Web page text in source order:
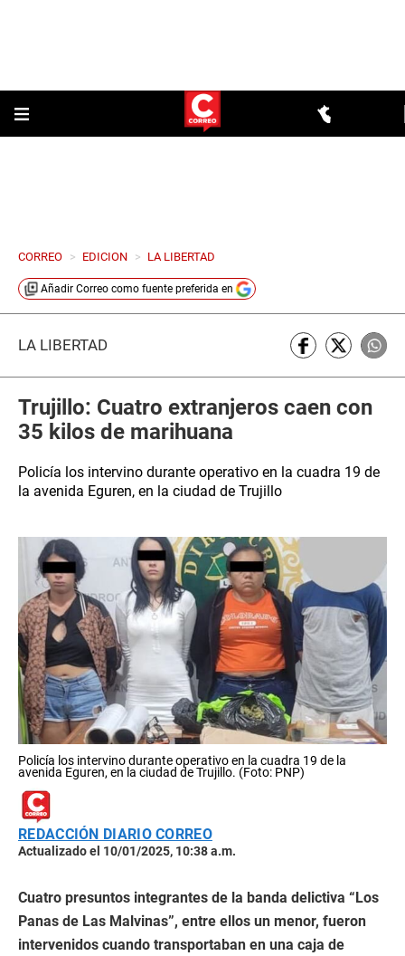
CORREO > EDICION > LA LIBERTAD
Añadir Correo como fuente preferida en
LA LIBERTAD
Trujillo: Cuatro extranjeros caen con
35 kilos de marihuana
Policía los intervino durante operativo en la cuadra 19 de
la avenida Eguren, en la ciudad de Trujillo
Policía los intervino durante operativo en la cuadra 19 de la
avenida Eguren, en la ciudad de Trujillo. (Foto: PNP)
REDACCIÓN DIARIO CORREO
Actualizado el 10/01/2025, 10:38 a.m.
Cuatro presuntos integrantes de la banda delictiva “Los
Panas de Las Malvinas”, entre ellos un menor, fueron
intervenidos cuando transportaban en una caja de